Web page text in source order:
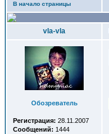
В начало страницы
vla-vla
Обозреватель
Регистрация: 28.11.2007
Сообщений: 1444